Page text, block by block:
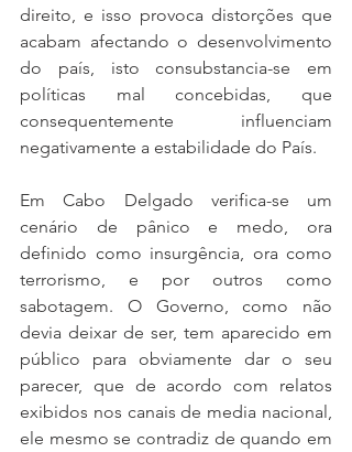
direito, e isso provoca distorções que
acabam afectando o desenvolvimento
do país, isto consubstancia-se em
políticas mal concebidas, que
consequentemente influenciam
negativamente a estabilidade do País.
Em Cabo Delgado verifica-se um
cenário de pânico e medo, ora
definido como insurgência, ora como
terrorismo, e por outros como
sabotagem. O Governo, como não
devia deixar de ser, tem aparecido em
público para obviamente dar o seu
parecer, que de acordo com relatos
exibidos nos canais de media nacional,
ele mesmo se contradiz de quando em